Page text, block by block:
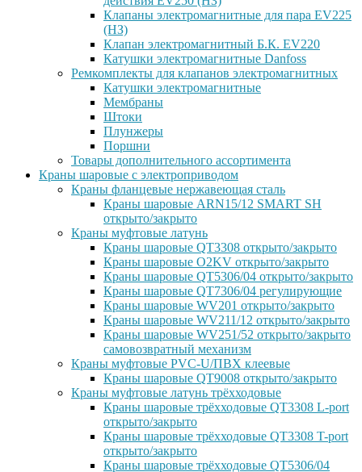
Клапаны электромагнитные для пара EV225
(НЗ)
Клапан электромагнитный Б.К. EV220
Катушки электромагнитные Danfoss
Ремкомплекты для клапанов электромагнитных
Катушки электромагнитные
Мембраны
Штоки
Плунжеры
Поршни
Товары дополнительного ассортимента
Краны шаровые с электроприводом
Краны фланцевые нержавеющая сталь
Краны шаровые ARN15/12 SMART SH
открыто/закрыто
Краны муфтовые латунь
Краны шаровые QT3308 открыто/закрыто
Краны шаровые O2KV открыто/закрыто
Краны шаровые QT5306/04 открыто/закрыто
Краны шаровые QT7306/04 регулирующие
Краны шаровые WV201 открыто/закрыто
Краны шаровые WV211/12 открыто/закрыто
Краны шаровые WV251/52 открыто/закрыто
самовозвратный механизм
Краны муфтовые PVC-U/ПВХ клеевые
Краны шаровые QT9008 открыто/закрыто
Краны муфтовые латунь трёхходовые
Краны шаровые трёхходовые QT3308 L-port
открыто/закрыто
Краны шаровые трёхходовые QT3308 T-port
открыто/закрыто
Краны шаровые трёхходовые QT5306/04